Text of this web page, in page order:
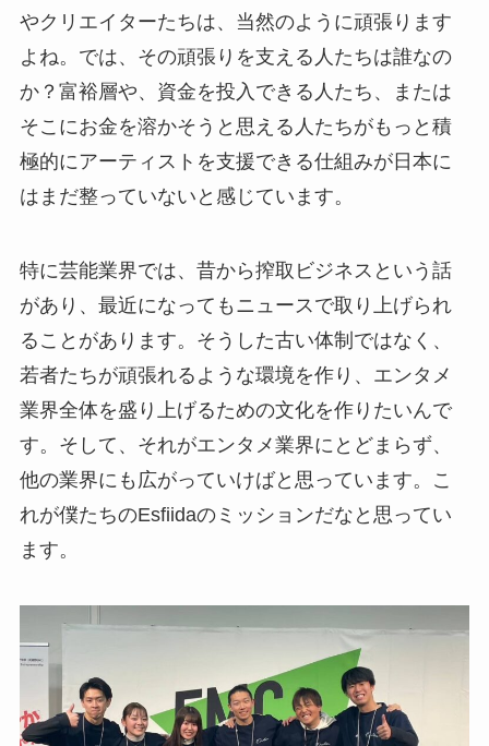
やクリエイターたちは、当然のように頑張ります
よね。では、その頑張りを支える人たちは誰なの
か？富裕層や、資金を投入できる人たち、または
そこにお金を溶かそうと思える人たちがもっと積
極的にアーティストを支援できる仕組みが日本に
はまだ整っていないと感じています。
特に芸能業界では、昔から搾取ビジネスという話
があり、最近になってもニュースで取り上げられ
ることがあります。そうした古い体制ではなく、
若者たちが頑張れるような環境を作り、エンタメ
業界全体を盛り上げるための文化を作りたいんで
す。そして、それがエンタメ業界にとどまらず、
他の業界にも広がっていけばと思っています。こ
れが僕たちのEsfiidaのミッションだなと思ってい
ます。